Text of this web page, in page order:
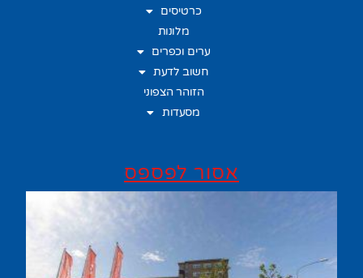
כרטיסים
מלונות
ערים וכפרים
חשוב לדעת
הזוהר הצפוני
מסעדות
אסור לפספס